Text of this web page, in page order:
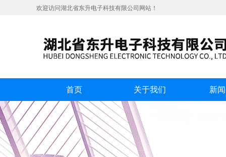
欢迎访问湖北省东升电子科技有限公司网站！
首页 关于我们 新